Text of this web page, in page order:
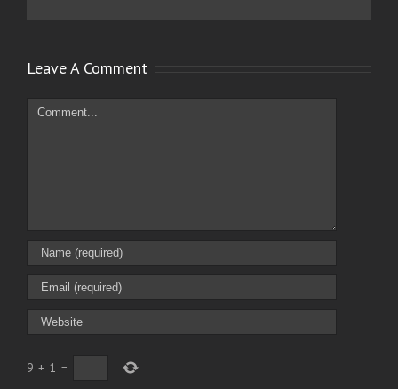
Leave A Comment
Comment
9 + 1 =